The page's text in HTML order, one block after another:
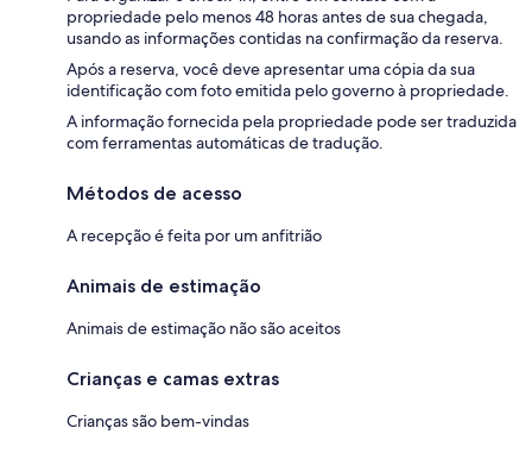
propriedade pelo menos 48 horas antes de sua chegada,
usando as informações contidas na confirmação da reserva.
Após a reserva, você deve apresentar uma cópia da sua
identificação com foto emitida pelo governo à propriedade.
A informação fornecida pela propriedade pode ser traduzida
com ferramentas automáticas de tradução.
Métodos de acesso
A recepção é feita por um anfitrião
Animais de estimação
Animais de estimação não são aceitos
Crianças e camas extras
Crianças são bem-vindas